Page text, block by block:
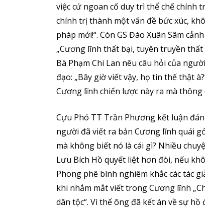
việc cứ ngoan cố duy trì thể chế chính
chính trị thành một vấn đề bức xúc,
pháp mới!“. Còn GS Đào Xuân Sâm
„Cương lĩnh thất bại, tuyên truyền
Bà Phạm Chi Lan nêu câu hỏi của
đạo: „Bây giờ viết vậy, họ tin thế thật
Cương lĩnh chiến lược này ra mà thông
Cựu Phó TT Trần Phương kết luận
người đã viết ra bản Cương lĩnh quái
mà không biết nó là cái gì? Nhiều
Lưu Bích Hồ quyết liệt hơn đòi, nếu
Phong phê bình nghiêm khắc các tác
khi nhắm mắt viết trong Cương lĩnh
dân tộc“. Vì thế ông đã kết án về sự